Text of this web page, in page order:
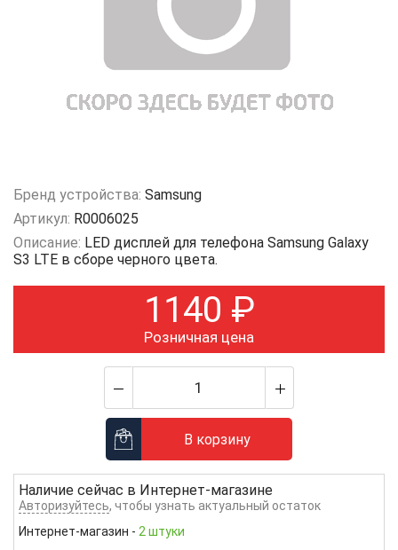
Бренд устройства: Samsung
Артикул: R0006025
Описание: LED дисплей для телефона Samsung Galaxy
S3 LTE в сборе черного цвета.
1140 ₽
Розничная цена
В корзину
Наличие сейчас в Интернет-магазине
Авторизуйтесь, чтобы узнать актуальный остаток
Интернет-магазин - 2 штуки